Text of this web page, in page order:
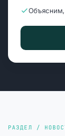
Объясним,
РАЗДЕЛ /